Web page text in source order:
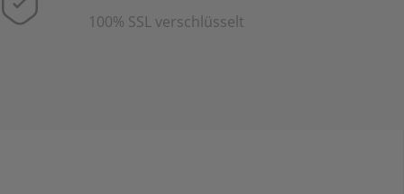
100% SSL verschlüsselt